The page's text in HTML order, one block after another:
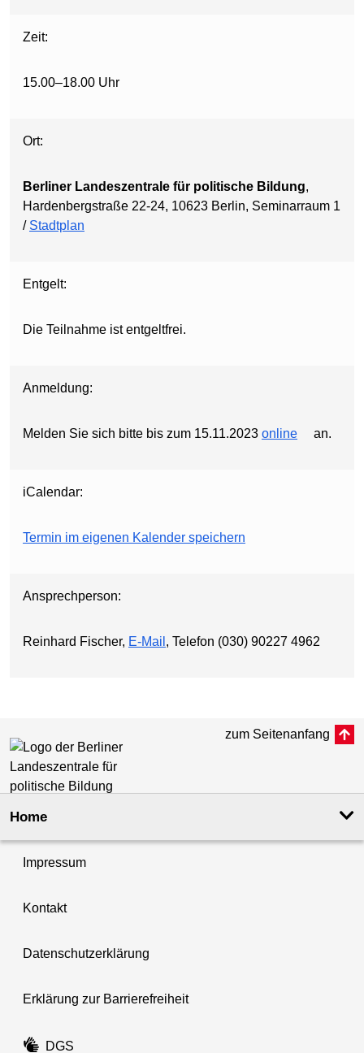
Zeit:
15.00–18.00 Uhr
Ort:
Berliner Landeszentrale für politische Bildung,
Hardenbergstraße 22-24, 10623 Berlin, Seminarraum 1
/ Stadtplan
Entgelt:
Die Teilnahme ist entgeltfrei.
Anmeldung:
Melden Sie sich bitte bis zum 15.11.2023 online an.
iCalendar:
Termin im eigenen Kalender speichern
Ansprechperson:
Reinhard Fischer, E-Mail , Telefon (030) 90227 4962
zum Seitenanfang
Home
Impressum
Kontakt
Datenschutzerklärung
Erklärung zur Barrierefreiheit
DGS